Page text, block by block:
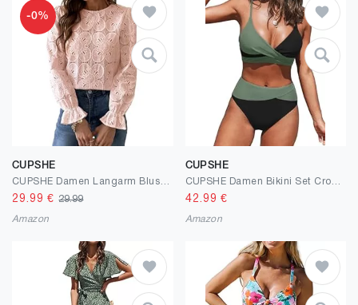
-0%
CUPSHE
29.99 €29.99
Amazon
CUPSHE
42.99 €
Amazon